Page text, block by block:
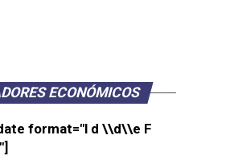
ECONÓMICOS
format="l d \\d\\e F